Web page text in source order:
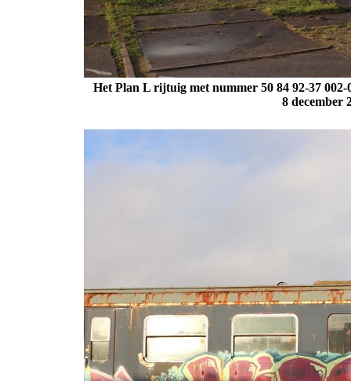
Het Plan L rijtuig met nummer 50 84 92-37
8 december